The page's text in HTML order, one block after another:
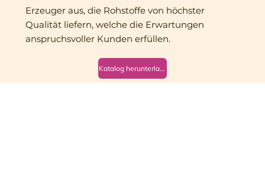
Katalog herunterladen
Erzeuger aus, die Rohstoffe von höchster
Qualität liefern, welche die Erwartungen
anspruchsvoller Kunden erfüllen.